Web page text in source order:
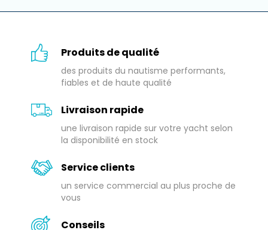
Produits de qualité
des produits du nautisme performants,
fiables et de haute qualité
Livraison rapide
une livraison rapide sur votre yacht selon
la disponibilité en stock
Service clients
un service commercial au plus proche de
vous
Conseils